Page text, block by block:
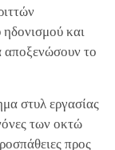
και
αποξενώσουν το
στυλ εργασίας
των οκτώ
προς